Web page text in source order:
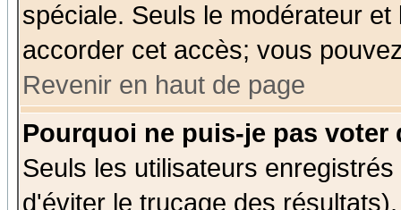
spéciale. Seuls le modérateur
accorder cet accès; vous
Revenir en haut de page
Pourquoi ne puis-je pas voter
Seuls les utilisateurs
d'éviter le trucage des